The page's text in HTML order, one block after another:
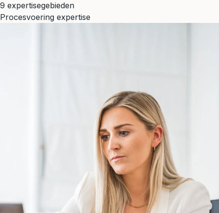
9 expertisegebieden
Procesvoering expertise